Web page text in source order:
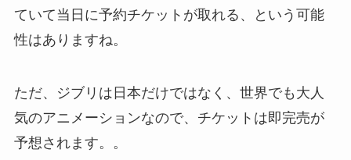
ていて当日に予約チケットが取れる、という可能
性はありますね。
ただ、ジブリは日本だけではなく、世界でも大人
気のアニメーションなので、チケットは即完売が
予想されます。。